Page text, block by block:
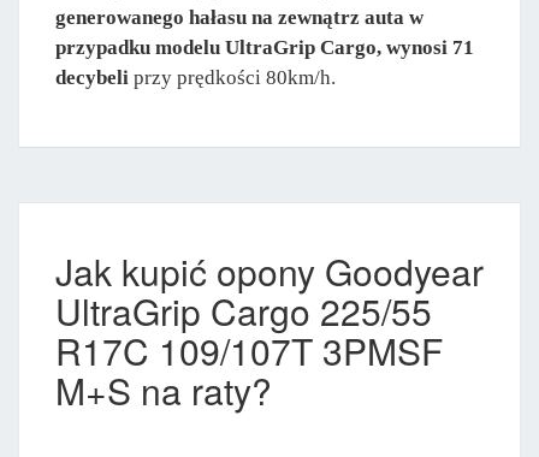
generowanego hałasu na zewnątrz auta w
przypadku modelu UltraGrip Cargo, wynosi 71
decybeli przy prędkości 80km/h.
Jak kupić opony Goodyear
UltraGrip Cargo 225/55
R17C 109/107T 3PMSF
M+S na raty?